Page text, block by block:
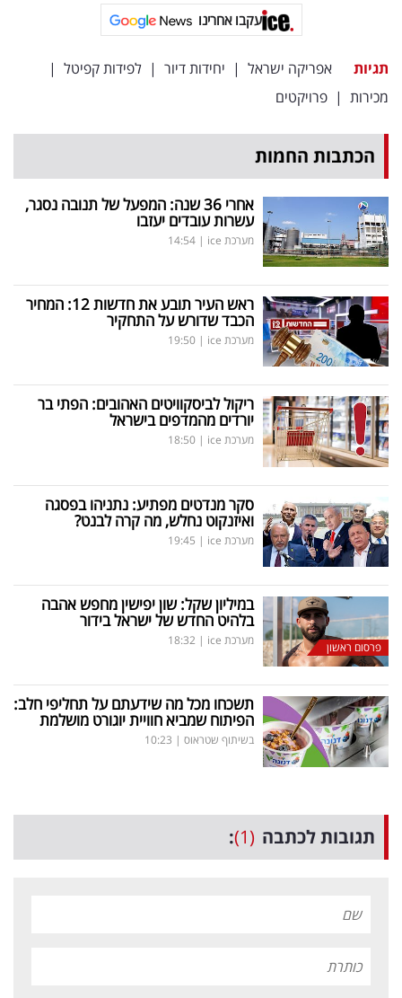
עקבו
אחרינו:
עקבו אחרינו
תגיות אפריקה ישראל | יחידות דיור | לפידות קפיטל |
מכירות | פרויקטים
הכתבות החמות
אחרי 36 שנה: המפעל של תנובה נסגר,
עשרות עובדים יעזבו
מערכת ice |
14:54
ראש העיר תובע את חדשות 12: המחיר
הכבד שדורש על התחקיר
מערכת ice |
19:50
ריקול לביסקוויטים האהובים: הפתי בר
יורדים מהמדפים בישראל
מערכת ice |
18:50
סקר מנדטים מפתיע: נתניהו בפסגה
ואיזנקוט נחלש, מה קרה לבנט?
מערכת ice |
19:45
פרסום ראשון
במיליון שקל: שון יפישין מחפש אהבה
בלהיט החדש של ישראל בידור
מערכת ice |
18:32
תשכחו מכל מה שידעתם על תחליפי חלב:
הפיתוח שמביא חוויית יוגורט מושלמת
בשיתוף שטראוס |
10:23
תגובות לכתבה (1)
: